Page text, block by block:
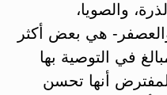
والصويا،
هي بعض أكثر
في التوصية بها
أنها تحسن